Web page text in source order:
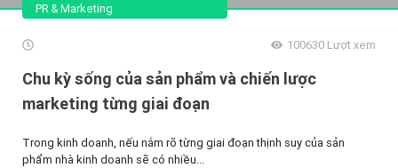
PR & Marketing
100630 Lượt xem
Chu kỳ sống của sản phẩm và chiến lược
marketing từng giai đoạn
Trong kinh doanh, nếu nắm rõ từng giai đoạn thịnh suy của sản
phẩm nhà kinh doanh sẽ có nhiều...